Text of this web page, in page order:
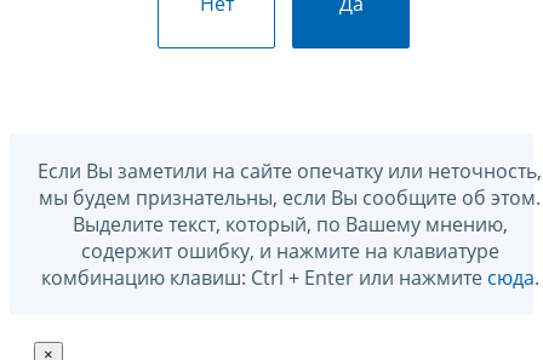
Если Вы заметили на сайте опечатку или неточность,
мы будем признательны, если Вы сообщите об этом.
Выделите текст, который, по Вашему мнению,
содержит ошибку, и нажмите на клавиатуре
комбинацию клавиш: Ctrl + Enter или нажмите сюда.
×